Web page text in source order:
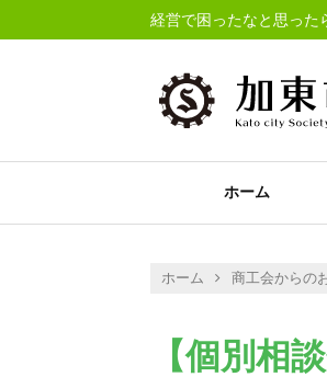
経営で困ったなと思った
ホーム
ホーム 商工会からの
【個別相